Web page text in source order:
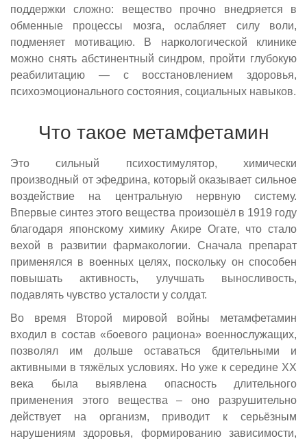
поддержки сложно: вещество прочно внедряется в
обменные процессы мозга, ослабляет силу воли,
подменяет мотивацию. В наркологической клинике
можно снять абстинентный синдром, пройти глубокую
реабилитацию — с восстановлением здоровья,
психоэмоционального состояния, социальных навыков.
Что такое метамфетамин
Это сильный психостимулятор, химически
производный от эфедрина, который оказывает сильное
воздействие на центральную нервную систему.
Впервые синтез этого вещества произошёл в 1919 году
благодаря японскому химику Акире Огате, что стало
вехой в развитии фармакологии. Сначала препарат
применялся в военных целях, поскольку он способен
повышать активность, улучшать выносливость,
подавлять чувство усталости у солдат.
Во время Второй мировой войны метамфетамин
входил в состав «боевого рациона» военнослужащих,
позволял им дольше оставаться бдительными и
активными в тяжёлых условиях. Но уже к середине XX
века была выявлена опасность длительного
применения этого вещества – оно разрушительно
действует на организм, приводит к серьёзным
нарушениям здоровья, формированию зависимости,